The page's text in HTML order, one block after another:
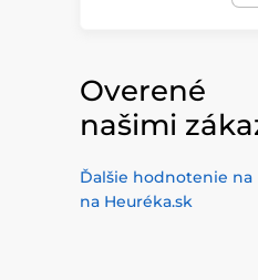
Overené
našimi
Ďalšie hodnotenie na
na Heuréka.sk